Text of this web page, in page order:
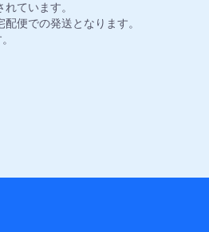
ています。
便での発送となります。